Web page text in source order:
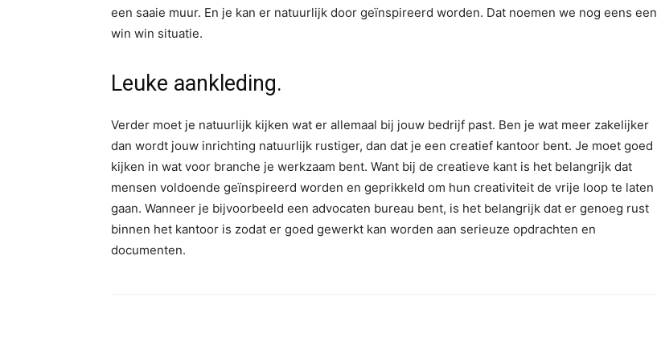
een saaie muur. En je kan er natuurlijk door geïnspireerd worden. Dat noemen we nog eens een
win win situatie.
Leuke aankleding.
Verder moet je natuurlijk kijken wat er allemaal bij jouw bedrijf past. Ben je wat meer zakelijker
dan wordt jouw inrichting natuurlijk rustiger, dan dat je een creatief kantoor bent. Je moet goed
kijken in wat voor branche je werkzaam bent. Want bij de creatieve kant is het belangrijk dat
mensen voldoende geïnspireerd worden en geprikkeld om hun creativiteit de vrije loop te laten
gaan. Wanneer je bijvoorbeeld een advocaten bureau bent, is het belangrijk dat er genoeg rust
binnen het kantoor is zodat er goed gewerkt kan worden aan serieuze opdrachten en
documenten.